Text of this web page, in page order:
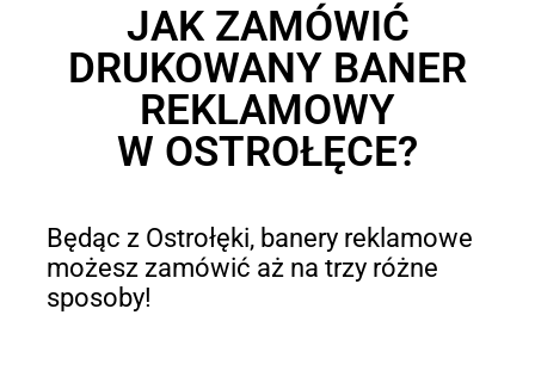
JAK ZAMÓWIĆ
DRUKOWANY BANER
REKLAMOWY
W OSTROŁĘCE?
Będąc z Ostrołęki, banery reklamowe
możesz zamówić aż na trzy różne
sposoby!